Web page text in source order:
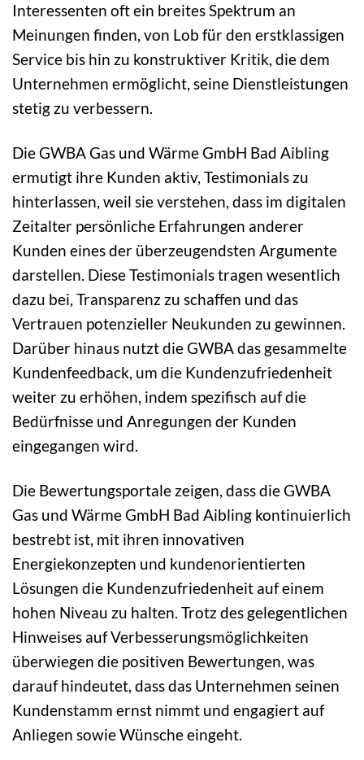
Interessenten oft ein breites Spektrum an
Meinungen finden, von Lob für den erstklassigen
Service bis hin zu konstruktiver Kritik, die dem
Unternehmen ermöglicht, seine Dienstleistungen
stetig zu verbessern.
Die GWBA Gas und Wärme GmbH Bad Aibling
ermutigt ihre Kunden aktiv, Testimonials zu
hinterlassen, weil sie verstehen, dass im digitalen
Zeitalter persönliche Erfahrungen anderer
Kunden eines der überzeugendsten Argumente
darstellen. Diese Testimonials tragen wesentlich
dazu bei, Transparenz zu schaffen und das
Vertrauen potenzieller Neukunden zu gewinnen.
Darüber hinaus nutzt die GWBA das gesammelte
Kundenfeedback, um die Kundenzufriedenheit
weiter zu erhöhen, indem spezifisch auf die
Bedürfnisse und Anregungen der Kunden
eingegangen wird.
Die Bewertungsportale zeigen, dass die GWBA
Gas und Wärme GmbH Bad Aibling kontinuierlich
bestrebt ist, mit ihren innovativen
Energiekonzepten und kundenorientierten
Lösungen die Kundenzufriedenheit auf einem
hohen Niveau zu halten. Trotz des gelegentlichen
Hinweises auf Verbesserungsmöglichkeiten
überwiegen die positiven Bewertungen, was
darauf hindeutet, dass das Unternehmen seinen
Kundenstamm ernst nimmt und engagiert auf
Anliegen sowie Wünsche eingeht.